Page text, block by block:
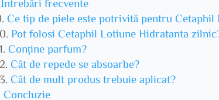
Întrebări frecvente
Ce tip de piele este potrivită pentru Cetaphil
Pot folosi Cetaphil Lotiune Hidratanta
Conține parfum?
Cât de repede se absoarbe?
Cât de mult produs trebuie aplicat?
Concluzie